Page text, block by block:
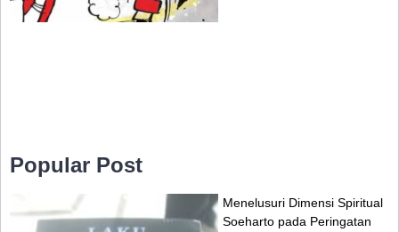
Popular Post
Menelusuri Dimensi Spiritual
Soeharto pada Peringatan